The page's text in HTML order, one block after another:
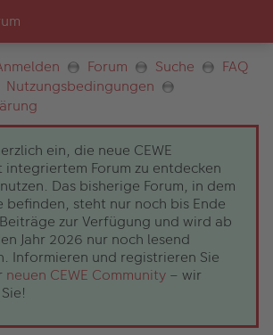
Forum Suche
FAQ
Nutzungsbedingungen
ein, die neue CEWE
integriertem Forum zu entdecken
Das bisherige Forum, in dem
befinden, steht nur noch bis Ende
zur Verfügung und wird ab
Jahr 2026 nur noch lesend
Informieren und registrieren Sie
neuen CEWE Community – wir